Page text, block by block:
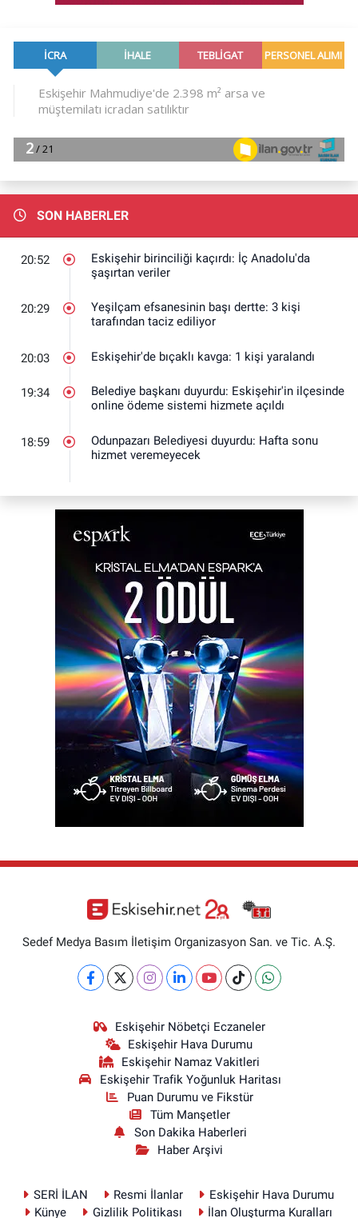
SON HABERLER
20:52
Eskişehir birinciliği kaçırdı: İç Anadolu'da
şaşırtan veriler
20:29
Yeşilçam efsanesinin başı dertte: 3 kişi
tarafından taciz ediliyor
20:03 Eskişehir'de bıçaklı kavga: 1 kişi yaralandı
19:34
Belediye başkanı duyurdu: Eskişehir'in ilçesinde
online ödeme sistemi hizmete açıldı
18:59
Odunpazarı Belediyesi duyurdu: Hafta sonu
hizmet veremeyecek
Sedef Medya Basım İletişim Organizasyon San. ve Tic. A.Ş.
Eskişehir Nöbetçi Eczaneler
Eskişehir Hava Durumu
Eskişehir Namaz Vakitleri
Eskişehir Trafik Yoğunluk Haritası
Puan Durumu ve Fikstür
Tüm Manşetler
Son Dakika Haberleri
Haber Arşivi
SERİ İLAN Resmi İlanlar
Eskişehir Hava Durumu
Künye
Gizlilik Politikası İlan Oluşturma Kuralları